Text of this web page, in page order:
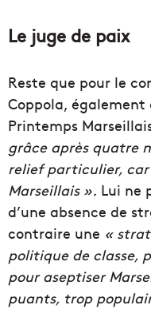
Le juge de paix
Reste que pour le
Coppola, également
Printemps
grâce après quatre
relief particulier,
Marseillais ». Lui ne
d’une absence de
contraire une «
politique de classe,
pour aseptiser
puants, trop